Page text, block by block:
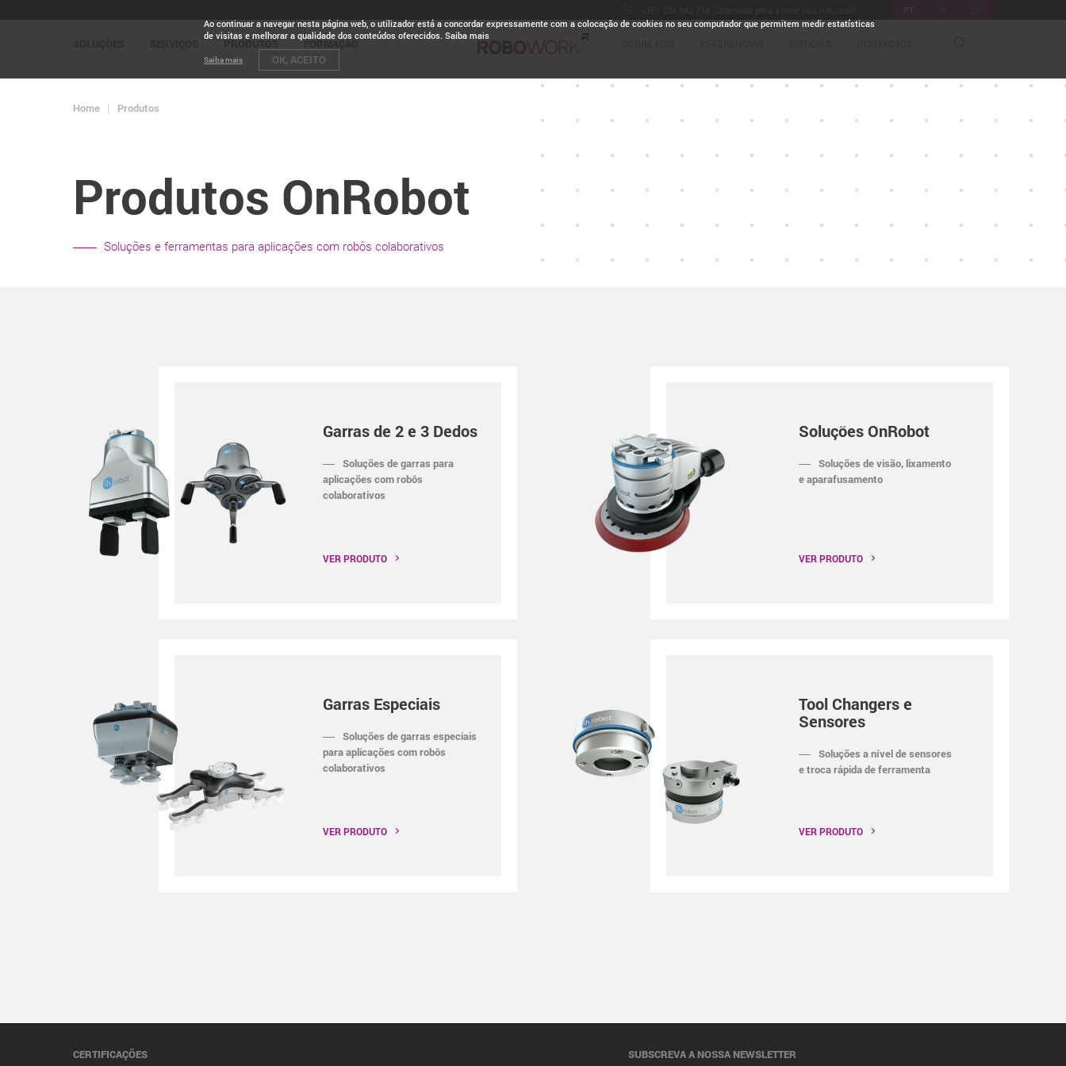
Ao continuar a navegar nesta página web, o utilizador está a concordar expressamente com a colocação de cookies no seu computador que permitem medir estatísticas
de visitas e melhorar a qualidade dos conteúdos oferecidos. Saiba mais
Saiba mais OK, ACEITO
PRODUTOS FORMAÇÃO
Home Produtos
Produtos OnRobot
Soluções e ferramentas para aplicações com robôs colaborativos
Garras de 2 e 3 Dedos
Soluções de garras para
aplicações com robôs
colaborativos
VER PRODUTO
Soluções OnRobot
Soluções de visão, lixamento
e aparafusamento
VER PRODUTO
Garras Especiais
Soluções de garras especiais
para aplicações com robôs
colaborativos
VER PRODUTO
Tool Changers e
Sensores
Soluções a nível de sensores
e troca rápida de ferramenta
VER PRODUTO
CERTIFICAÇÕES SUBSCREVA A NOSSA NEWSLETTER